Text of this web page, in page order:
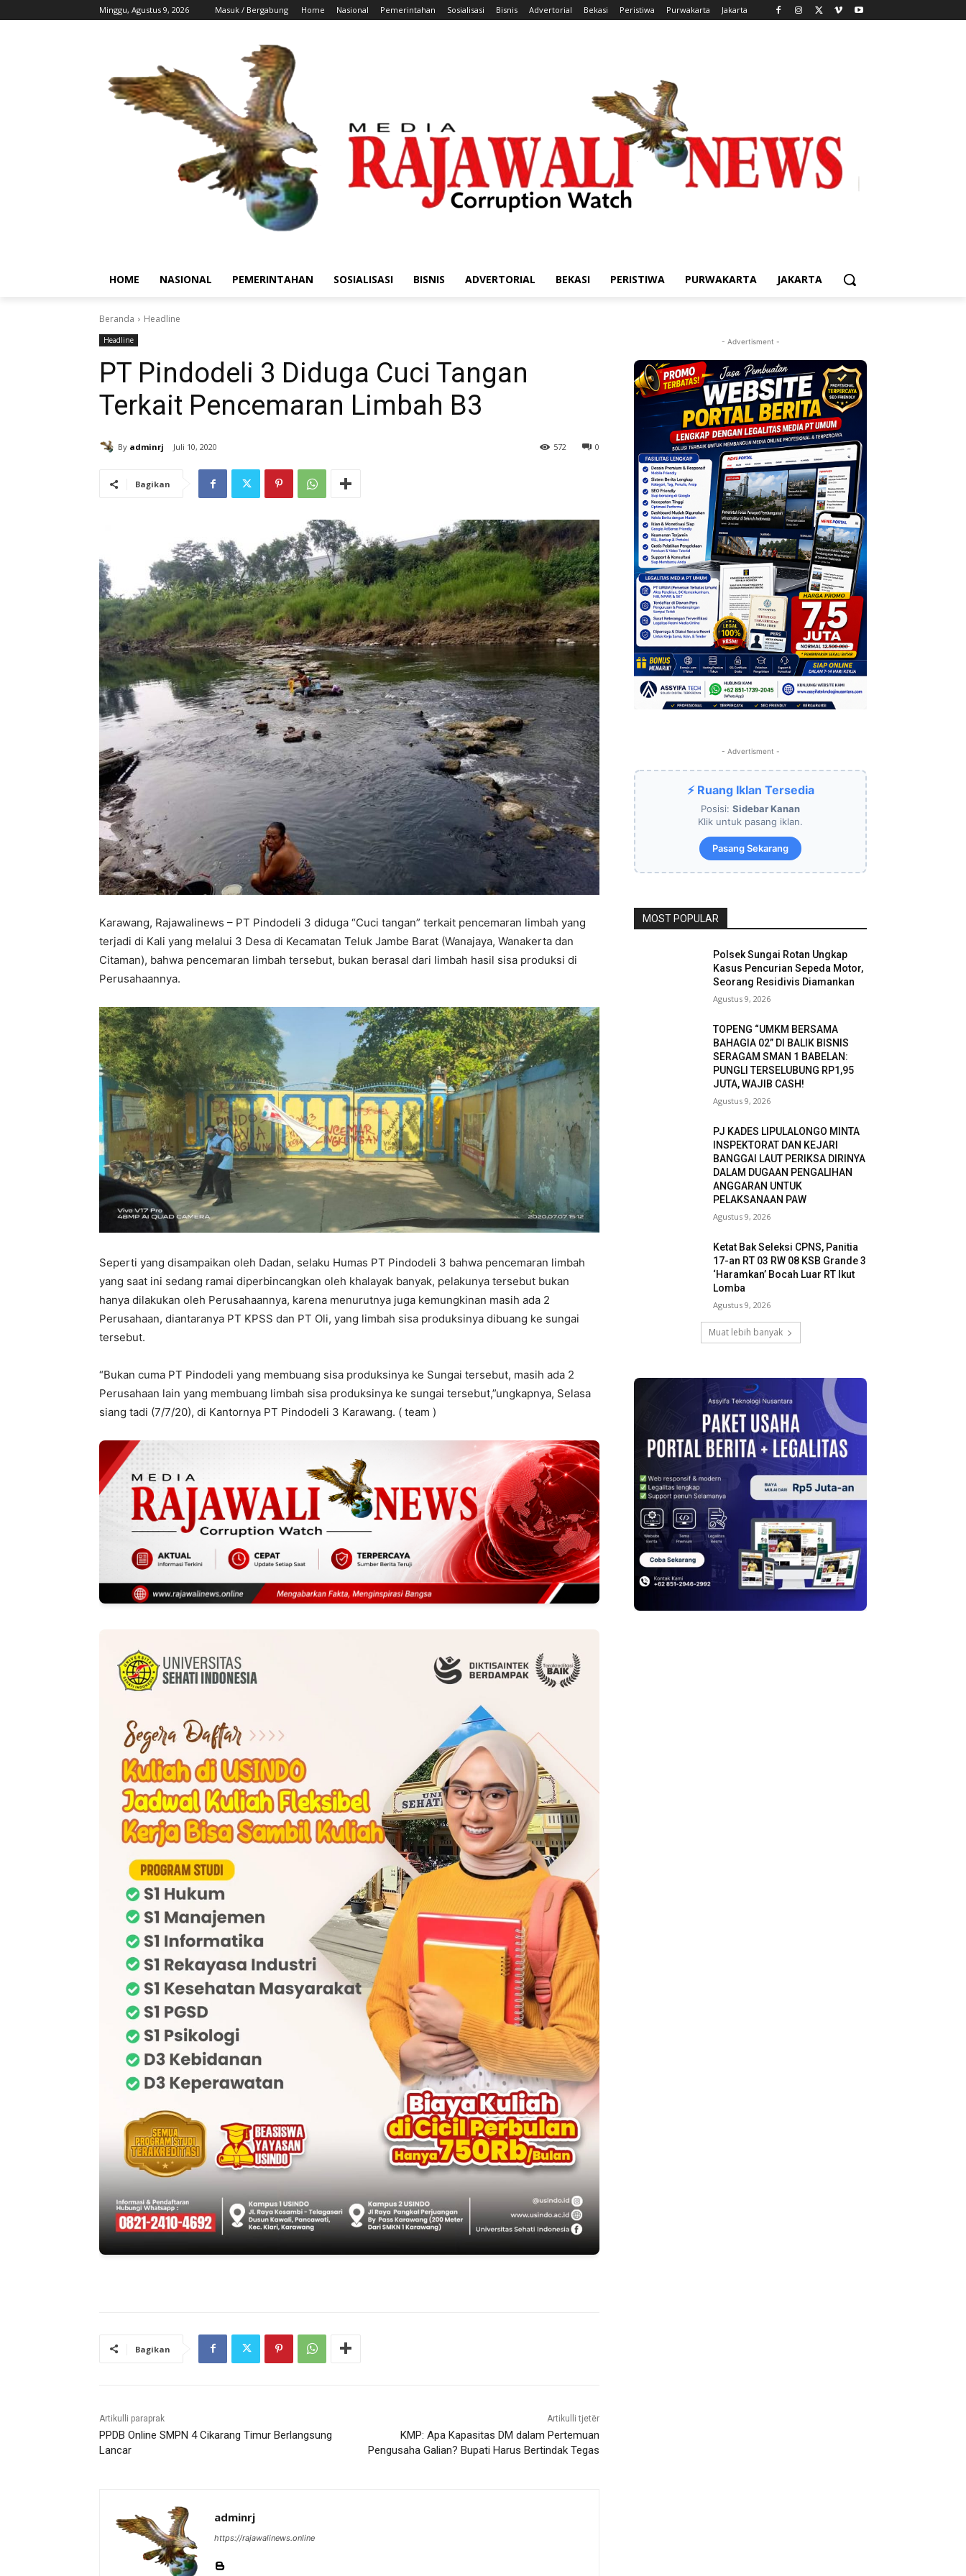
Minggu, Agustus 9, 2026 Masuk / Bergabung Home Nasional Pemerintahan Sosialisasi Bisnis Advertorial Bekasi Peristiwa Purwakarta Jakarta
HOME NASIONAL PEMERINTAHAN SOSIALISASI BISNIS ADVERTORIAL BEKASI PERISTIWA PURWAKARTA JAKARTA
Beranda Headline
Headline
PT Pindodeli 3 Diduga Cuci Tangan
Terkait Pencemaran Limbah B3
By adminrj Juli 10, 2020 0
572
Bagikan
Karawang, Rajawalinews – PT Pindodeli 3 diduga “Cuci tangan” terkait pencemaran limbah yang
terjadi di Kali yang melalui 3 Desa di Kecamatan Teluk Jambe Barat (Wanajaya, Wanakerta dan
Citaman), bahwa pencemaran limbah tersebut, bukan berasal dari limbah hasil sisa produksi di
Perusahaannya.
Seperti yang disampaikan oleh Dadan, selaku Humas PT Pindodeli 3 bahwa pencemaran limbah
yang saat ini sedang ramai diperbincangkan oleh khalayak banyak, pelakunya tersebut bukan
hanya dilakukan oleh Perusahaannya, karena menurutnya juga kemungkinan masih ada 2
Perusahaan, diantaranya PT KPSS dan PT Oli, yang limbah sisa produksinya dibuang ke sungai
tersebut.
“Bukan cuma PT Pindodeli yang membuang sisa produksinya ke Sungai tersebut, masih ada 2
Perusahaan lain yang membuang limbah sisa produksinya ke sungai tersebut,”ungkapnya, Selasa
siang tadi (7/7/20), di Kantornya PT Pindodeli 3 Karawang. ( team )
Bagikan
Artikulli paraprak
PPDB Online SMPN 4 Cikarang Timur Berlangsung
Lancar
Artikulli tjetër
KMP: Apa Kapasitas DM dalam Pertemuan
Pengusaha Galian? Bupati Harus Bertindak Tegas
adminrj
https://rajawalinews.online
- Advertisment -
- Advertisment -
⚡ Ruang Iklan Tersedia
Posisi: Sidebar Kanan
Klik untuk pasang iklan.
Pasang Sekarang
MOST POPULAR
Polsek Sungai Rotan Ungkap
Kasus Pencurian Sepeda Motor,
Seorang Residivis Diamankan
Agustus 9, 2026
TOPENG “UMKM BERSAMA
BAHAGIA 02” DI BALIK BISNIS
SERAGAM SMAN 1 BABELAN:
PUNGLI TERSELUBUNG RP1,95
JUTA, WAJIB CASH!
Agustus 9, 2026
PJ KADES LIPULALONGO MINTA
INSPEKTORAT DAN KEJARI
BANGGAI LAUT PERIKSA DIRINYA
DALAM DUGAAN PENGALIHAN
ANGGARAN UNTUK
PELAKSANAAN PAW
Agustus 9, 2026
Ketat Bak Seleksi CPNS, Panitia
17-an RT 03 RW 08 KSB Grande 3
‘Haramkan’ Bocah Luar RT Ikut
Lomba
Agustus 9, 2026
Muat lebih banyak